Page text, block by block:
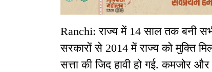
Ranchi: राज्य में 14 साल तक बनी
सरकारों से 2014 में राज्य को मुक्ति
सत्ता की जिद हावी हो गई. कमजोर और